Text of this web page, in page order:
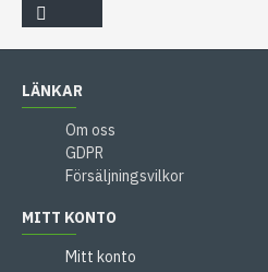
LÄNKAR
Om oss
GDPR
Försäljningsvilkor
MITT KONTO
Mitt konto